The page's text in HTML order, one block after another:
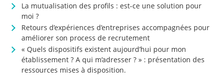
La mutualisation des profils : est-ce une solution pour
moi ?
Retours d’expériences d’entreprises accompagnées pour
améliorer son process de recrutement
« Quels dispositifs existent aujourd’hui pour mon
établissement ? A qui m’adresser ? » : présentation des
ressources mises à disposition.